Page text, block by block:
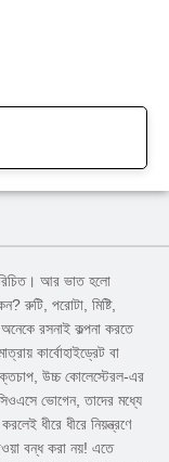
পরিচিত। আর ভাত হলো
রুটি, পরোটা, মিষ্টি,
অনেকে রসনাই কল্পনা করতে
কার্বোহাইড্রেট বা
উচ্চ কোলেস্টেরল-এর
ভোগেন, তাদের মধ্যে
ধীরে ধীরে নিয়ন্ত্রণে
বন্ধ করা নয়! এতে